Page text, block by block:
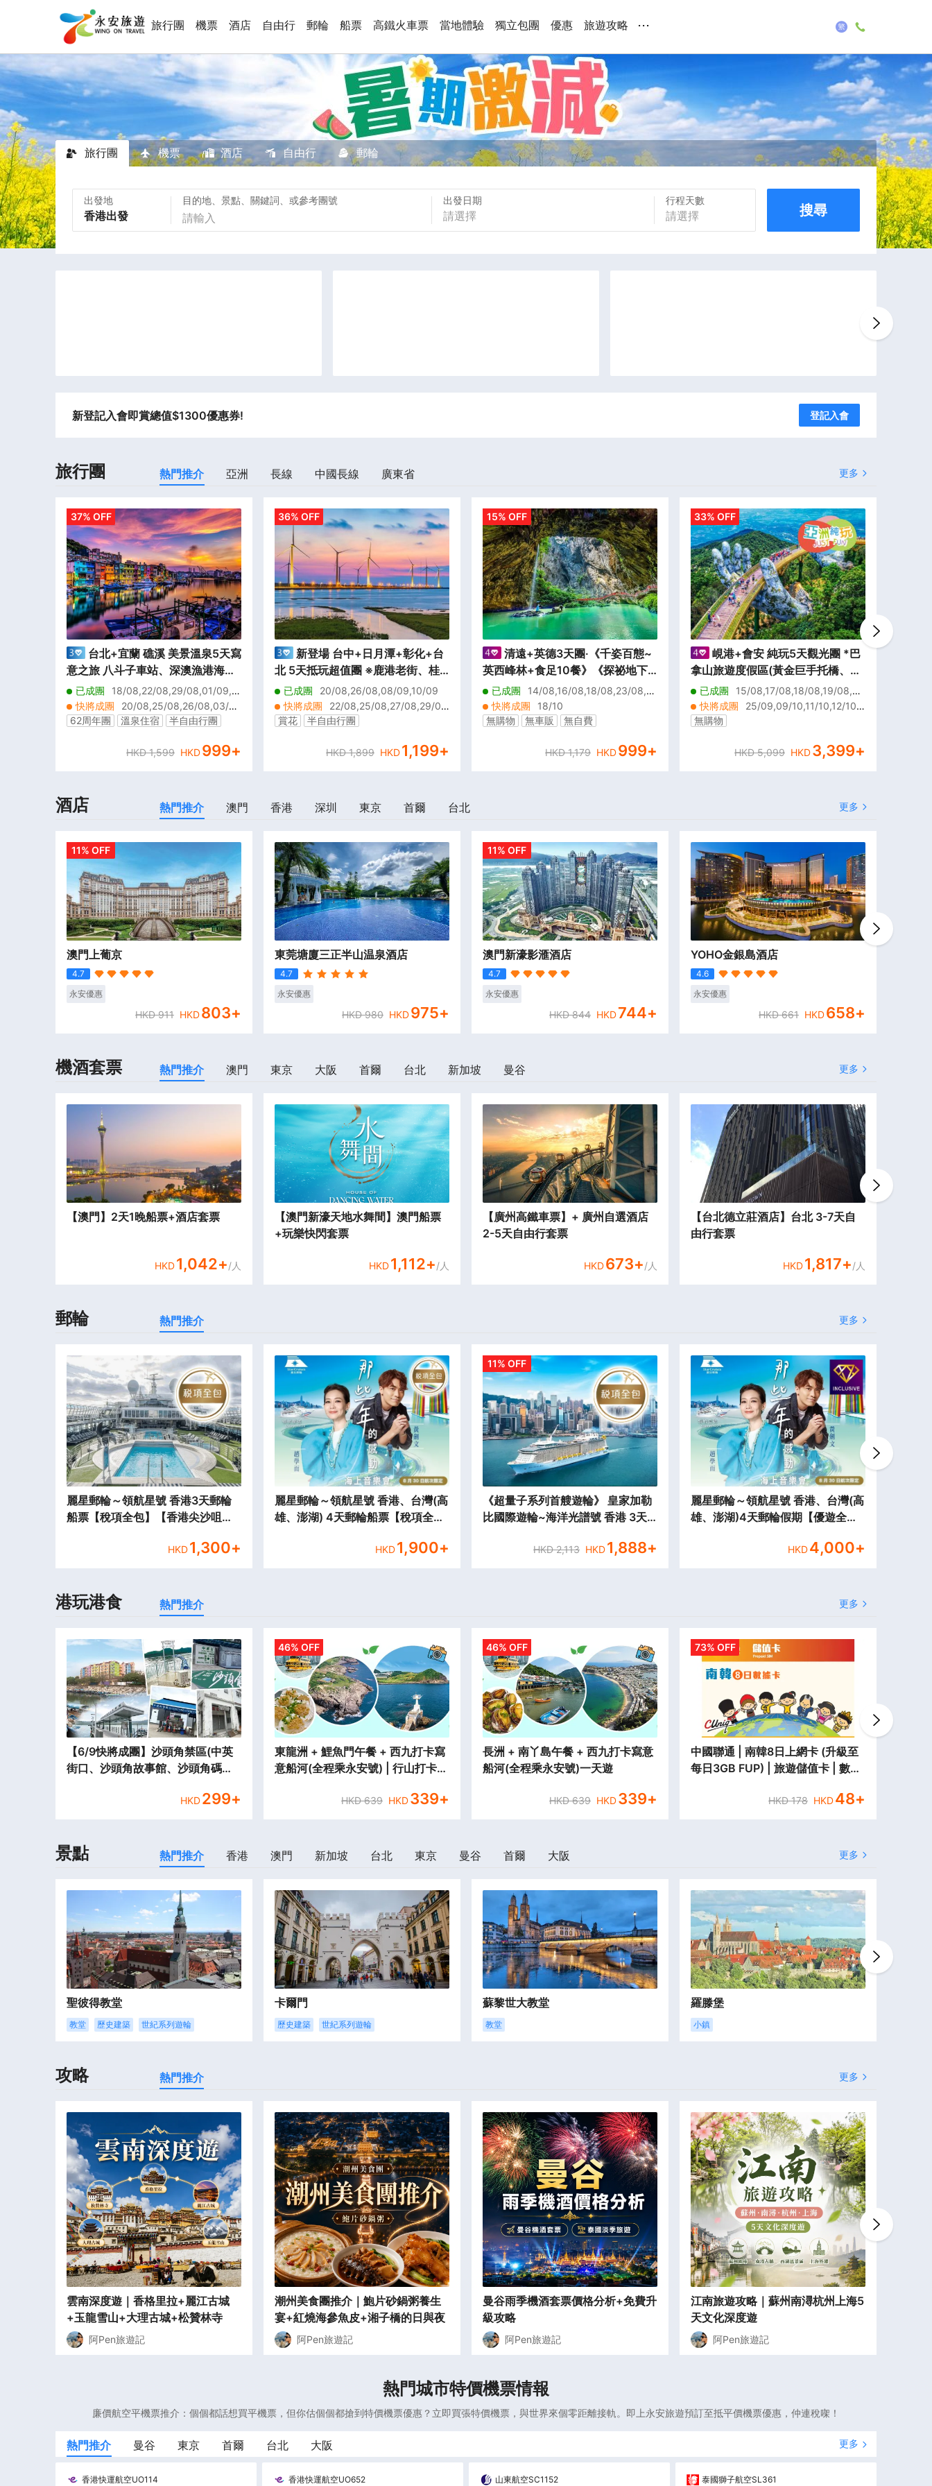
旅行團 機票 酒店 自由行 郵輪 船票 高鐵火車票 當地體驗 獨立包團 優惠 旅遊攻略 ...
旅行團 機票 酒店 自由行 郵輪
出發地
香港出發
目的地、景點、關鍵詞、或參考團號
請輸入
出發日期
請選擇
行程天數
請選擇 搜尋
新登記入會即賞總值$1300優惠券! 登記入會
旅行團 熱門推介 亞洲 長線 中國長線 廣東省 更多
37% OFF
台北+宜蘭 礁溪 美景溫泉5天寫
意之旅 八斗子車站、深澳漁港海天
步道+潮境公園、正濱漁港彩色屋、
淡水漁人碼頭、幾米廣場、全日自
由活動【免費代辦台灣簽證(網證)
已成團
18/08,22/08,29/08,01/09,0
2/09,05/09,09/09,12/09,16/09,17/09,
22/09,24/09,06/10,08/10,13/10,15/1
快將成團
20/08,25/08,26/08,03/0
9,07/09,08/09,10/09,15/09,19/09,20/
4/10,07/10,10/10,14/10,17/10
62周年團 溫泉住宿 半自由行團
HKD1,599 HKD999+
36% OFF
新登場 台中+日月潭+彰化+台
北 5天抵玩超值團 ※鹿港老街、桂
花巷藝術村、半邊井、天后宮、
「台灣十大風景區之一」日月潭國
家風景區
已成團
20/08,26/08,08/09,10/09
快將成團
22/08,25/08,27/08,29/0
8,01/09,02/09,03/09,05/09,09/09,1
23/09,24/09,26/09,28/09,29/09
賞花 半自由行團
HKD1,899 HKD1,199+
15% OFF
清遠+英德3天團·《千姿百態~
英西峰林+食足10餐》《探祕地下
河勝境~洞天仙境》《融創樂園+融
創國際大馬戲~奇幻祕境》
已成團
14/08,16/08,18/08,23/08,2
4/08,30/08,04/09,09/09,17/10
快將成團
18/10
無購物
無車販
無自費
HKD1,179 HKD999+
33% OFF
峴港+會安 純玩5天觀光團 *巴
拿山旅遊度假區(黃金巨手托橋、法
式花園、城堡)、「世界文化遺產」
會安古城(古老大宅、會館、來遠橋)
《純玩團‧細心安排地道越式美食‧不
已成團
15/08,17/08,18/08,19/08,2
0/08,21/08,22/08,23/08,26/08,27/08,
28/08,29/08,30/08,31/08,01/09,02/0
快將成團
25/09,09/10,11/10,12/10,1
3/10,18/10,20/10,22/10,23/10,08/11,1
1,24/11,27/11,03/12
無購物
HKD5,099 HKD3,399+
酒店 熱門推介 澳門 香港 深圳 東京 首爾 台北 更多
11% OFF
澳門上葡京
4.7
永安優惠
HKD911 HKD803+
東莞塘廈三正半山温泉酒店
4.7
永安優惠
HKD980 HKD975+
11% OFF
澳門新濠影滙酒店
4.7
永安優惠
HKD844 HKD744+
YOHO金銀島酒店
4.6
永安優惠
HKD661 HKD658+
機酒套票 熱門推介 澳門 東京 大阪 首爾 台北 新加坡 曼谷 更多
【澳門】2天1晚船票+酒店套票
HKD1,042+/人
【澳門新濠天地水舞間】澳門船票
+玩樂快閃套票
HKD1,112+/人
【廣州高鐵車票】+ 廣州自選酒店
2-5天自由行套票
HKD673+/人
【台北德立莊酒店】台北 3-7天自
由行套票
HKD1,817+/人
郵輪 熱門推介 更多
麗星郵輪～領航星號 香港3天郵輪
船票【稅項全包】【香港尖沙咀海
HKD1,300+
麗星郵輪～領航星號 香港、台灣(高
雄、澎湖) 4天郵輪船票【稅項全
HKD1,900+
11% OFF
《超量子系列首艘遊輪》 皇家加勒
比國際遊輪~海洋光譜號 香港 3天
啟德郵輪碼頭往返】
HKD2,113 HKD1,888+
麗星郵輪～領航星號 香港、台灣(高
雄、澎湖)4天郵輪假期【優遊全
HKD4,000+
港玩港食 熱門推介 更多
【6/9快將成團】沙頭角禁區(中英
街口、沙頭角故事館、沙頭角碼
館+塱原自然生態公園休閑一天遊
HKD299+
46% OFF
東龍洲 + 鯉魚門午餐 + 西九打卡寫
意船河(全程乘永安號) | 行山打卡一
HKD639 HKD339+
46% OFF
長洲 + 南丫島午餐 + 西九打卡寫意
船河(全程乘永安號)一天遊
HKD639 HKD339+
73% OFF
中國聯通 | 南韓8日上網卡 (升級至
每日3GB FUP) | 旅遊儲值卡 | 數據
HKD178 HKD48+
景點 熱門推介 香港 澳門 新加坡 台北 東京 曼谷 首爾 大阪 更多
聖彼得教堂
教堂 歷史建築 世紀系列遊輪
卡爾門
歷史建築 世紀系列遊輪
蘇黎世大教堂
教堂
羅滕堡
小鎮
攻略 熱門推介 更多
雲南深度遊｜香格里拉+麗江古城
+玉龍雪山+大理古城+松贊林寺
阿Pen旅遊記
潮州美食團推介｜鮑片砂鍋粥養生
宴+紅燒海參魚皮+湘子橋的日與夜
阿Pen旅遊記
曼谷雨季機酒套票價格分析+免費升
級攻略
阿Pen旅遊記
江南旅遊攻略｜蘇州南潯杭州上海5
天文化深度遊
阿Pen旅遊記
熱門城市特價機票情報
廉價航空平機票推介：個個都話想買平機票，但你估個個都搶到特價機票優惠？立即買張特價機票，與世界來個零距離接軌。即上永安旅遊預訂至抵平價機票優惠，仲連稅㗎！
熱門推介 曼谷 東京 首爾 台北 大阪 更多
香港快運航空UO114 香港快運航空UO652 山東航空SC1152 泰國獅子航空SL361